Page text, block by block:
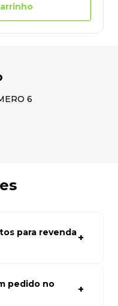
6
para revenda
melhores preços
pedido no